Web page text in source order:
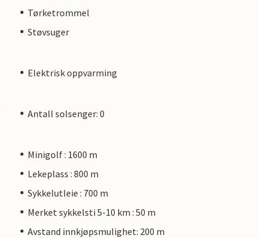
Tørketrommel
Støvsuger
Elektrisk oppvarming
Antall solsenger: 0
Minigolf : 1600 m
Lekeplass : 800 m
Sykkelutleie : 700 m
Merket sykkelsti 5-10 km : 50 m
Avstand innkjøpsmulighet: 200 m